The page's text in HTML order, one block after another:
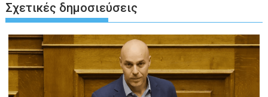
Σχετικές δημοσιεύσεις